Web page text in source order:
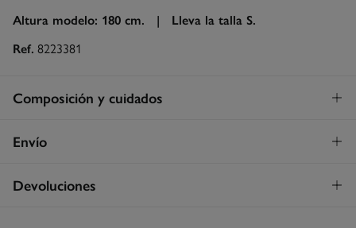
Altura modelo: 180 cm. | Lleva la talla S.
Ref. 8223381
Composición y cuidados
Composición
Cuidados
Envío
Envío a tienda
¡GRATIS!
Devoluciones